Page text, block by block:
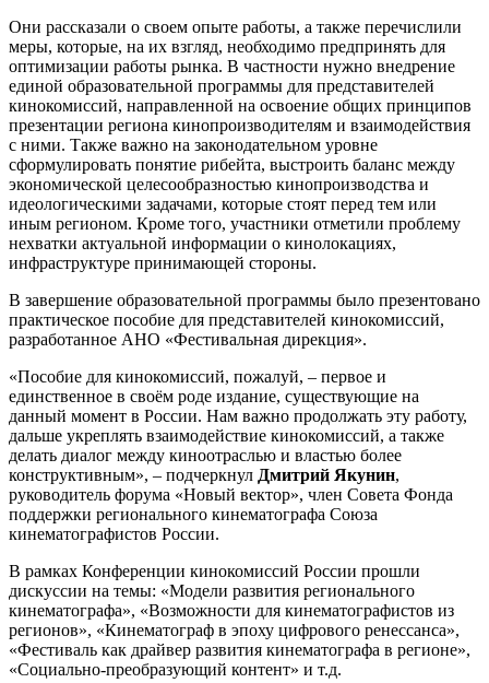
Они рассказали о своем опыте работы, а также перечислили
меры, которые, на их взгляд, необходимо предпринять для
оптимизации работы рынка. В частности нужно внедрение
единой образовательной программы для представителей
кинокомиссий, направленной на освоение общих принципов
презентации региона кинопроизводителям и взаимодействия
с ними. Также важно на законодательном уровне
сформулировать понятие рибейта, выстроить баланс между
экономической целесообразностью кинопроизводства и
идеологическими задачами, которые стоят перед тем или
иным регионом. Кроме того, участники отметили проблему
нехватки актуальной информации о кинолокациях,
инфраструктуре принимающей стороны.
В завершение образовательной программы было презентовано
практическое пособие для представителей кинокомиссий,
разработанное АНО «Фестивальная дирекция».
«Пособие для кинокомиссий, пожалуй, – первое и
единственное в своём роде издание, существующие на
данный момент в России. Нам важно продолжать эту работу,
дальше укреплять взаимодействие кинокомиссий, а также
делать диалог между киноотраслью и властью более
конструктивным», – подчеркнул Дмитрий Якунин,
руководитель форума «Новый вектор», член Совета Фонда
поддержки регионального кинематографа Союза
кинематографистов России.
В рамках Конференции кинокомиссий России прошли
дискуссии на темы: «Модели развития регионального
кинематографа», «Возможности для кинематографистов из
регионов», «Кинематограф в эпоху цифрового ренессанса»,
«Фестиваль как драйвер развития кинематографа в регионе»,
«Социально-преобразующий контент» и т.д.